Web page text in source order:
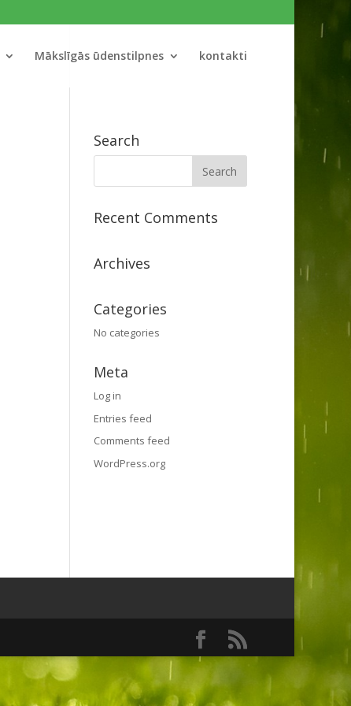
Mākslīgās ūdenstilpnes kontakti
Search
Recent Comments
Archives
Categories
No categories
Meta
Log in
Entries feed
Comments feed
WordPress.org